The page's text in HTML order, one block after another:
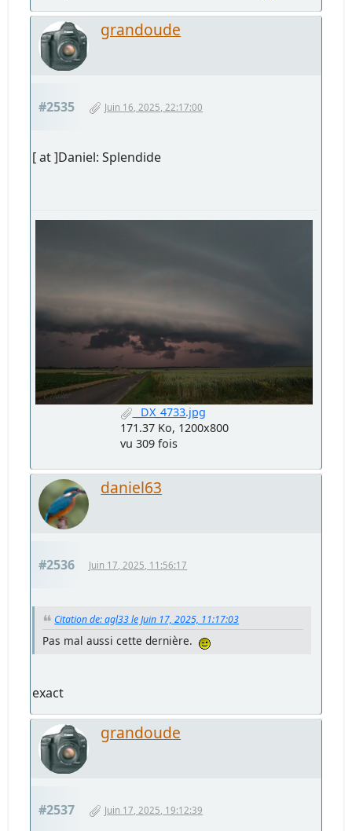
grandoude
#2535 Juin 16, 2025, 22:17:00
[ at ]Daniel: Splendide
_DX_4733.jpg
171.37 Ko, 1200x800
vu 309 fois
daniel63
#2536 Juin 17, 2025, 11:56:17
Citation de: agl33 le Juin 17, 2025, 11:17:03
Pas mal aussi cette dernière.
exact
grandoude
#2537 Juin 17, 2025, 19:12:39